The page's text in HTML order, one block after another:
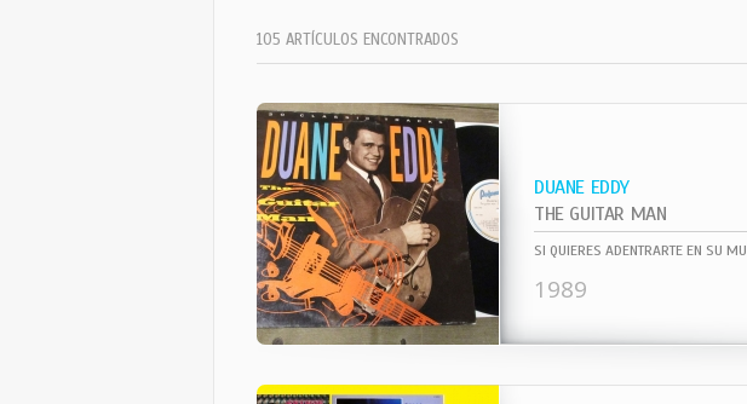
105 ARTÍCULOS ENCONTRADOS
DUANE EDDY
THE GUITAR MAN
1989